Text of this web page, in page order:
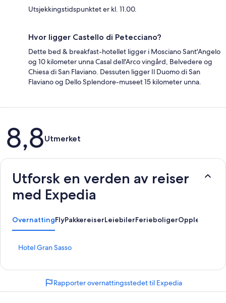
Utsjekkingstidspunktet er kl. 11.00.
Hvor ligger Castello di Petecciano?
Dette bed & breakfast-hotellet ligger i Mosciano Sant'Angelo
og 10 kilometer unna Casal dell'Arco vingård, Belvedere og
Chiesa di San Flaviano. Dessuten ligger Il Duomo di San
Flaviano og Dello Splendore-museet 15 kilometer unna.
Anmeldelser
8,8Utmerket
Utforsk en verden av reiser
med Expedia
OvernattingFlyPakkereiserLeiebilerFerieboligerOpplevelser
Hotel Gran Sasso
L
o
Rapporter overnattingsstedet til Expedia